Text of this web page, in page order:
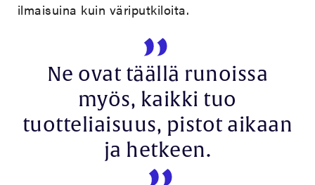
ilmaisuina kuin väriputkiloita.
Ne ovat täällä runoissa
myös, kaikki tuo
tuotteliaisuus, pistot aikaan
ja hetkeen.